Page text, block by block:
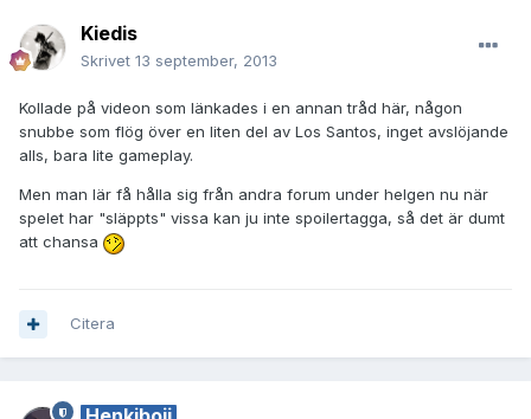
Kiedis
Skrivet 13 september, 2013
Kollade på videon som länkades i en annan tråd här, någon
snubbe som flög över en liten del av Los Santos, inget avslöjande
alls, bara lite gameplay.
Men man lär få hålla sig från andra forum under helgen nu när
spelet har "släppts" vissa kan ju inte spoilertagga, så det är dumt
att chansa
Citera